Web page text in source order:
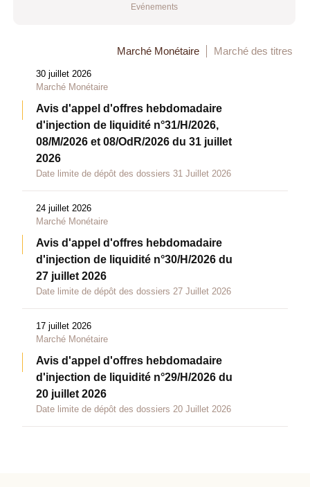
Evénements
Marché Monétaire Marché des titres
30 juillet 2026
Marché Monétaire
Avis d'appel d'offres hebdomadaire
d'injection de liquidité n°31/H/2026,
08/M/2026 et 08/OdR/2026 du 31 juillet
2026
Date limite de dépôt des dossiers 31 Juillet 2026
24 juillet 2026
Marché Monétaire
Avis d'appel d'offres hebdomadaire
d'injection de liquidité n°30/H/2026 du
27 juillet 2026
Date limite de dépôt des dossiers 27 Juillet 2026
17 juillet 2026
Marché Monétaire
Avis d'appel d'offres hebdomadaire
d'injection de liquidité n°29/H/2026 du
20 juillet 2026
Date limite de dépôt des dossiers 20 Juillet 2026